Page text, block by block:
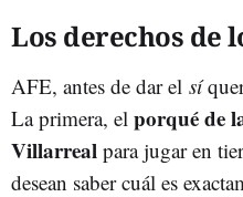
Los derechos de
AFE, antes de dar el sí
La primera, el porqué de
Villarreal para jugar en
desean saber cuál es